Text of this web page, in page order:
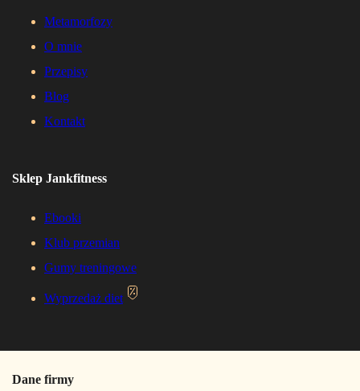
Metamorfozy
O mnie
Przepisy
Blog
Kontakt
Sklep Jankfitness
Ebooki
Klub przemian
Gumy treningowe
Wyprzedaż diet
Dane firmy